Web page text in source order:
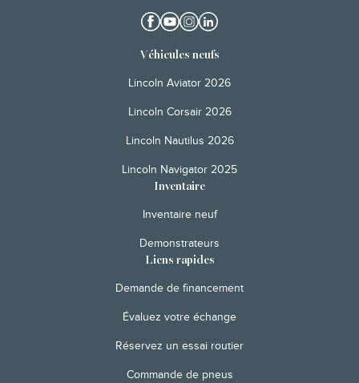
Véhicules neufs
Lincoln Aviator 2026
Lincoln Corsair 2026
Lincoln Nautilus 2026
Lincoln Navigator 2025
Inventaire
Inventaire neuf
Demonstrateurs
Liens rapides
Demande de financement
Évaluez votre échange
Réservez un essai routier
Commande de pneus